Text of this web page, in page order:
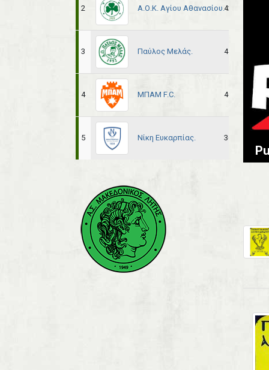
2 Α.Ο.Κ. Αγίου Αθανασίου.42
3 Παύλος Μελάς. 41
4 ΜΠΑΜ F.C. 40
5 Νίκη Ευκαρπίας. 36